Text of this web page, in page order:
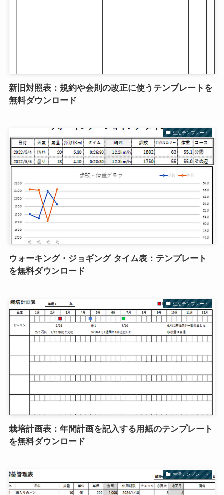
新旧対照表：規約や会則の改正に使うテンプレートを
無料ダウンロード
生活テンプレート
ウォーキング・ジョギング タイム表：テンプレート
を無料ダウンロード
生活テンプレート
栽培計画表：年間計画を記入する用紙のテンプレート
を無料ダウンロード
生活テンプレート